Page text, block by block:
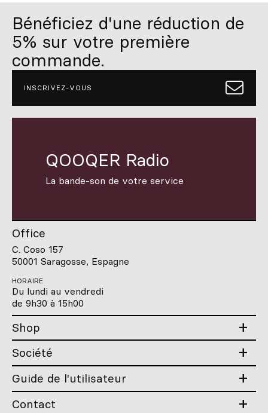
Bénéficiez d'une réduction de
5% sur votre première
commande.
INSCRIVEZ-VOUS
QOOQER Radio
La bande-son de votre service
Office
C. Coso 157
50001 Saragosse, Espagne
HORAIRE
Du lundi au vendredi
de 9h30 à 15h00
Shop
Société
Guide de l'utilisateur
Contact